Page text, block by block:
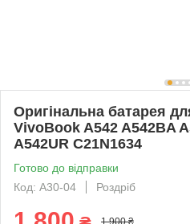
Оригінальна батарея
VivoBook A542 A542BA
A542UR C21N1634
Готово до відправки
Код: A30-04
Роздріб
1 900 ₴